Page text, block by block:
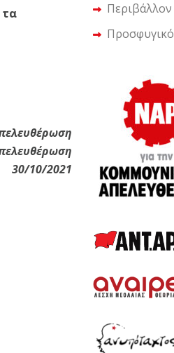
τα
30/10/2021
Περιβάλλον
Προσφυγικό